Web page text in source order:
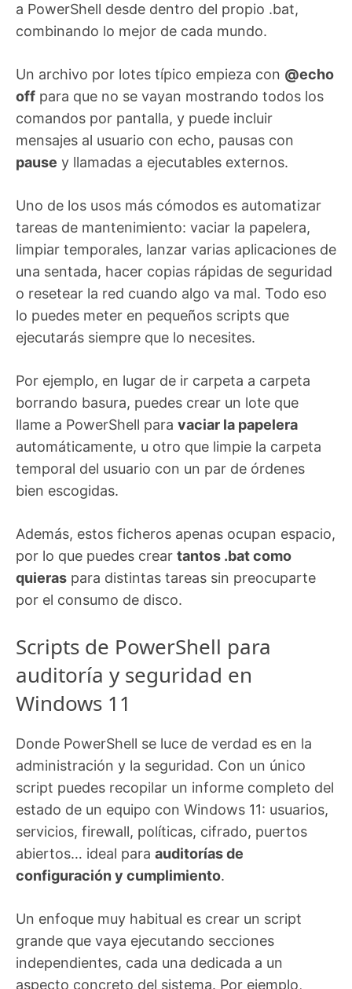
a PowerShell desde dentro del propio .bat,
combinando lo mejor de cada mundo.
Un archivo por lotes típico empieza con @echo
off para que no se vayan mostrando todos los
comandos por pantalla, y puede incluir
mensajes al usuario con echo, pausas con
pause y llamadas a ejecutables externos.
Uno de los usos más cómodos es automatizar
tareas de mantenimiento: vaciar la papelera,
limpiar temporales, lanzar varias aplicaciones de
una sentada, hacer copias rápidas de seguridad
o resetear la red cuando algo va mal. Todo eso
lo puedes meter en pequeños scripts que
ejecutarás siempre que lo necesites.
Por ejemplo, en lugar de ir carpeta a carpeta
borrando basura, puedes crear un lote que
llame a PowerShell para vaciar la papelera
automáticamente, u otro que limpie la carpeta
temporal del usuario con un par de órdenes
bien escogidas.
Además, estos ficheros apenas ocupan espacio,
por lo que puedes crear tantos .bat como
quieras para distintas tareas sin preocuparte
por el consumo de disco.
Scripts de PowerShell para
auditoría y seguridad en
Windows 11
Donde PowerShell se luce de verdad es en la
administración y la seguridad. Con un único
script puedes recopilar un informe completo del
estado de un equipo con Windows 11: usuarios,
servicios, firewall, políticas, cifrado, puertos
abiertos… ideal para auditorías de
configuración y cumplimiento.
Un enfoque muy habitual es crear un script
grande que vaya ejecutando secciones
independientes, cada una dedicada a un
aspecto concreto del sistema. Por ejemplo,